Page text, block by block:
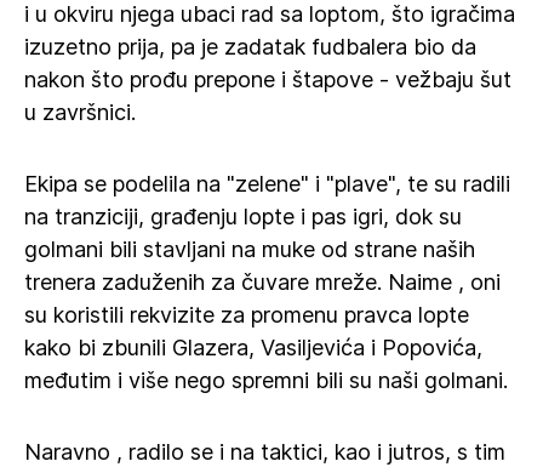
i u okviru njega ubaci rad sa loptom, što igračima
izuzetno prija, pa je zadatak fudbalera bio da
nakon što prođu prepone i štapove - vežbaju šut
u završnici.
Ekipa se podelila na "zelene" i "plave", te su radili
na tranziciji, građenju lopte i pas igri, dok su
golmani bili stavljani na muke od strane naših
trenera zaduženih za čuvare mreže. Naime , oni
su koristili rekvizite za promenu pravca lopte
kako bi zbunili Glazera, Vasiljevića i Popovića,
međutim i više nego spremni bili su naši golmani.
Naravno , radilo se i na taktici, kao i jutros, s tim